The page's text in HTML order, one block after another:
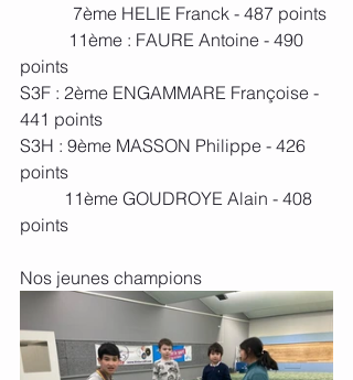
	  7ème HELIE Franck - 487 points
points
S3F : 2ème ENGAMMARE Françoise -
441 points
S3H : 9ème MASSON Philippe - 426
points
points
Nos jeunes champions